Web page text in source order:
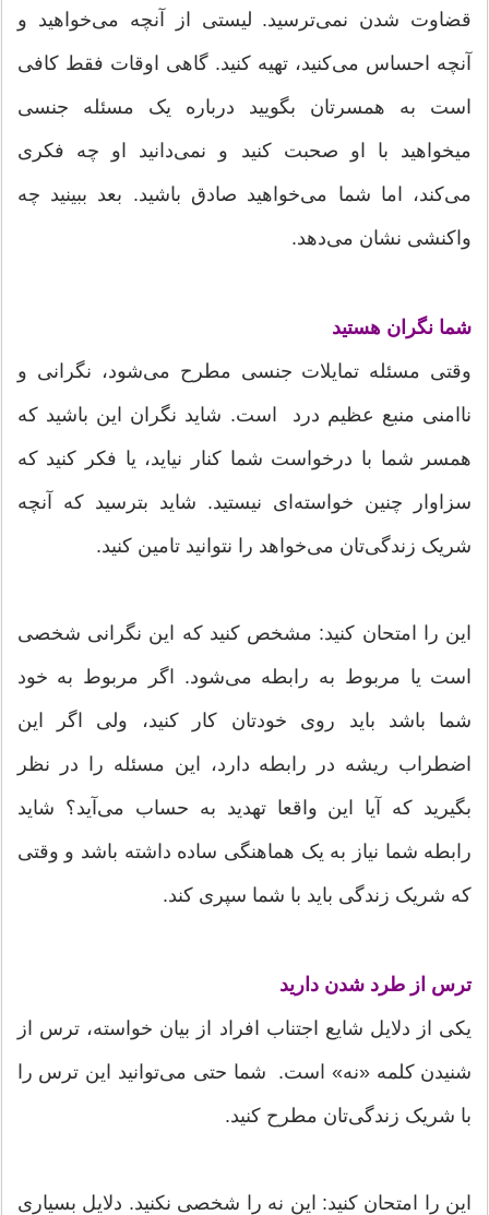
قضاوت شدن نمی‌ترسید. لیستی از آنچه می‌خواهید و
آنچه احساس می‌کنید،‌ تهیه کنید. گاهی اوقات فقط کافی
است به همسرتان بگویید درباره یک مسئله جنسی
میخواهید با او صحبت کنید و نمی‌دانید او چه فکری
می‌کند، اما شما می‌خواهید صادق باشید. بعد ببینید چه
واکنشی نشان می‌دهد.
شما نگران هستید
وقتی مسئله تمایلات جنسی مطرح می‌شود، نگرانی و
ناامنی منبع عظیم درد است. شاید نگران این باشید که
همسر شما با درخواست شما کنار نیاید، یا فکر کنید که
سزاوار چنین خواسته‌ای نیستید. شاید بترسید که آنچه
شریک زندگی‌تان می‌خواهد را نتوانید تامین کنید.
این را امتحان کنید: مشخص کنید که این نگرانی شخصی
است یا مربوط به رابطه می‌شود. اگر مربوط به خود
شما باشد باید روی خودتان کار کنید، ولی اگر این
اضطراب ریشه در رابطه دارد، این مسئله را در نظر
بگیرید که آیا این واقعا تهدید به حساب می‌آید؟ شاید
رابطه شما نیاز به یک هماهنگی ساده داشته باشد و وقتی
که شریک زندگی باید با شما سپری کند.
ترس از طرد شدن دارید
یکی از دلایل شایع اجتناب افراد از بیان خواسته، ترس از
شنیدن کلمه «نه» است. شما حتی می‌توانید این ترس را
با شریک زندگی‌تان مطرح کنید.
این را امتحان کنید: این نه را شخصی نکنید. دلایل بسیاری